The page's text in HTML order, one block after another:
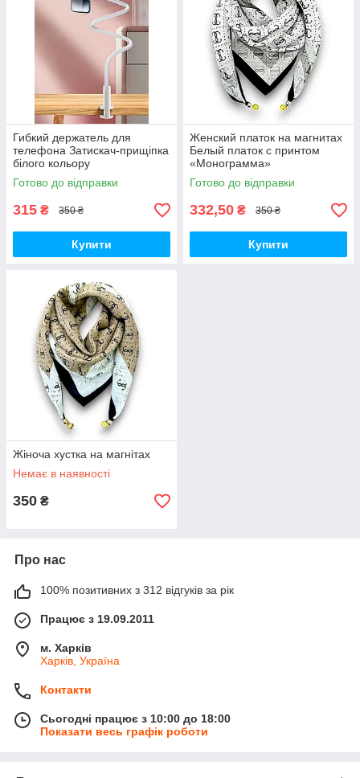
Гибкий держатель для
телефона Затискач-прищіпка
білого кольору
Готово до відправки
315 ₴ 350 ₴
Купити
Женский платок на магнитах
Белый платок с принтом
«Монограмма»
Готово до відправки
332,50 ₴ 350 ₴
Купити
Жіноча хустка на магнітах
Немає в наявності
350 ₴
Про нас
100% позитивних з 312 відгуків за рік
Працює з 19.09.2011
м. Харків
Харків, Україна
Контакти
Сьогодні працює з 10:00 до 18:00
Показати весь графік роботи